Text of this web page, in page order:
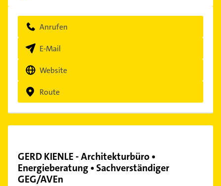
Anrufen
E-Mail
Website
Route
GERD KIENLE - Architekturbüro •
Energieberatung • Sachverständiger
GEG/AVEn